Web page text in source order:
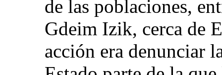
de las poblaciones,
Gdeim Izik, cerca de
acción era denunciar